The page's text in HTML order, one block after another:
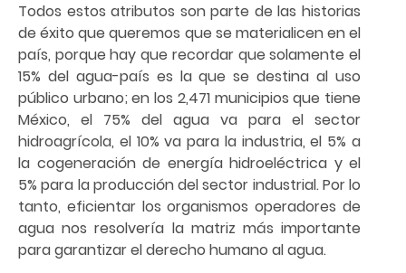
Todos estos atributos son parte de las historias
de éxito que queremos que se materialicen en el
país, porque hay que recordar que solamente el
15% del agua-país es la que se destina al uso
público urbano; en los 2,471 municipios que tiene
México, el 75% del agua va para el sector
hidroagrícola, el 10% va para la industria, el 5% a
la cogeneración de energía hidroeléctrica y el
5% para la producción del sector industrial. Por lo
tanto, eficientar los organismos operadores de
agua nos resolvería la matriz más importante
para garantizar el derecho humano al agua.